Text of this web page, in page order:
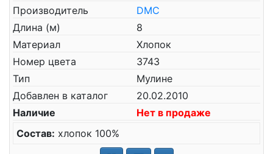
Производитель
DMC
Длина (м)
8
Материал
Хлопок
Номер цвета
3743
Тип
Мулине
Добавлен в каталог
20.02.2010
Наличие
Нет в продаже
Состав: хлопок 100%